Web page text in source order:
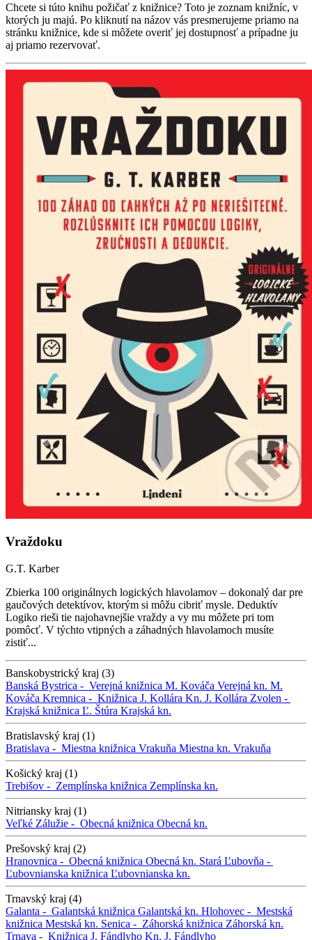
Chcete si túto knihu požičať z knižnice? Toto je zoznam knižníc, v
ktorých ju majú. Po kliknutí na názov vás presmerujeme priamo na
stránku knižnice, kde si môžete overiť jej dostupnosť a prípadne ju
aj priamo rezervovať.
Vraždoku
G.T. Karber
Zbierka 100 originálnych logických hlavolamov – dokonalý dar pre
gaučových detektívov, ktorým si môžu cibriť mysle. Deduktív
Logiko rieši tie najohavnejšie vraždy a vy mu môžete pri tom
pomôcť. V týchto vtipných a záhadných hlavolamoch musíte
zistiť...
Banskobystrický kraj (3)
Banská Bystrica - Verejná knižnica M. Kováča Verejná kn. M.
Kováča Kremnica - Knižnica J. Kollára Kn. J. Kollára Zvolen -
Krajská knižnica Ľ. Štúra Krajská kn.
Bratislavský kraj (1)
Bratislava - Miestna knižnica Vrakuňa Miestna kn. Vrakuňa
Košický kraj (1)
Trebišov - Zemplínska knižnica Zemplínska kn.
Nitriansky kraj (1)
Veľké Zálužie - Obecná knižnica Obecná kn.
Prešovský kraj (2)
Hranovnica - Obecná knižnica Obecná kn. Stará Ľubovňa -
Ľubovnianska knižnica Ľubovnianska kn.
Trnavský kraj (4)
Galanta - Galantská knižnica Galantská kn. Hlohovec - Mestská
knižnica Mestská kn. Senica - Záhorská knižnica Záhorská kn.
Trnava - Knižnica J. Fándlyho Kn. J. Fándlyho